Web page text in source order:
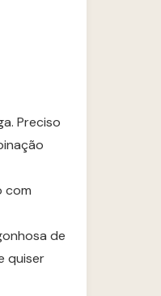
Preciso
com
de
quiser